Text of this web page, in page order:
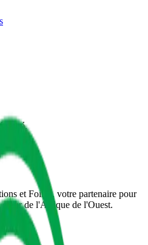
retiré.
et Foires, votre partenaire pour
cœur de l'Afrique de l'Ouest.